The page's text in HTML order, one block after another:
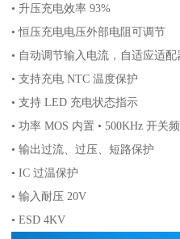
• 升压充电效率 93%
• 恒压充电电压外部电阻可调节
• 自动调节输入电流，自适应适配
• 支持充电 NTC 温度保护
• 支持 LED 充电状态指示
• 功率 MOS 内置 • 500KHz 开关
• 输出过流、过压、短路保护
• IC 过温保护
• 输入耐压 20V
• ESD 4KV